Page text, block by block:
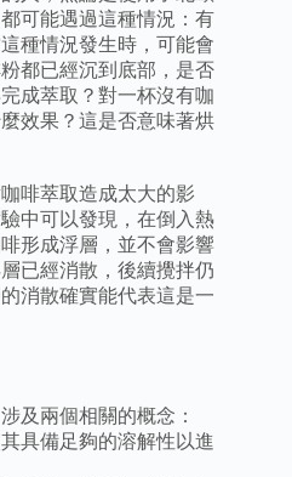
可能遇過這種情況：有
種情況發生時，可能會
都已經沉到底部，是否
成萃取？對一杯沒有咖
效果？這是否意味著烘
啡萃取造成太大的影
中可以發現，在倒入熱
形成浮層，並不會影響
已經消散，後續攪拌仍
消散確實能代表這是一
及兩個相關的概念：
具備足夠的溶解性以進